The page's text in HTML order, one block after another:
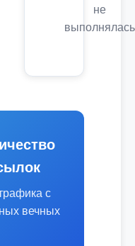
не
выполнялась
с
вечных